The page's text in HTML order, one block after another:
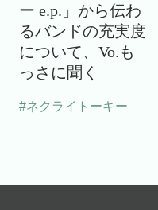
ー e.p.」から伝わ
るバンドの充実度
について、Vo.も
っさに聞く
#ネクライトーキー